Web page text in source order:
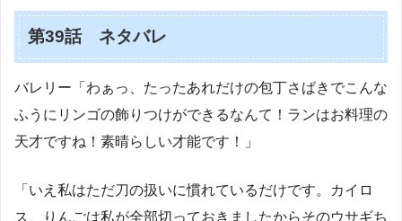
第39話 ネタバレ
バレリー「わぁっ、たったあれだけの包丁さばきでこんな
ふうにリンゴの飾りつけができるなんて！ランはお料理の
天才ですね！素晴らしい才能です！」
「いえ私はただ刀の扱いに慣れているだけです。カイロ
ス、りんごは私が全部切っておきましたからそのウサギち